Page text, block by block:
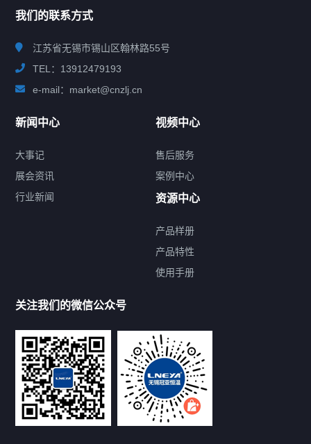
提交您的需求，免费获取产品资料
--亦可拨打我们的24小时服务咨询热线--
13912479193
我们的联系方式
江苏省无锡市锡山区翰林路55号
TEL：13912479193
e-mail：market@cnzlj.cn
新闻中心
大事记
展会资讯
行业新闻
视频中心
售后服务
案例中心
资源中心
产品样册
产品特性
使用手册
关注我们的微信公众号